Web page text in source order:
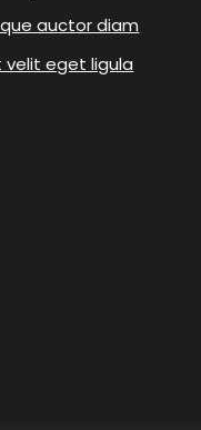
auctor diam
velit eget ligula